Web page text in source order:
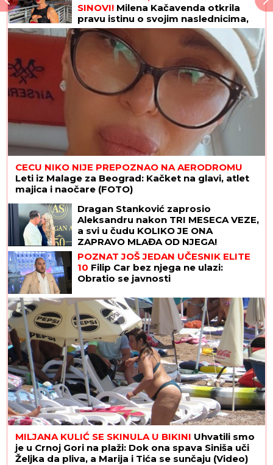
SINOVI! Milena Kačavenda otkrila
pravu istinu o svojim naslednicima,
jedan je na primorju
CECU NIKO NIJE PREPOZNAO NA AERODROMU
Leti iz Malage za Beograd: Kačket na glavi, atlet
majica i naočare (FOTO)
Dragan Stanković zaprosio
Aleksandru nakon TRI MESECA VEZE,
a svi u čudu KOLIKO JE ONA
ZAPRAVO MLAĐA OD NJEGA!
POZNAT JOŠ JEDAN UČESNIK ELITE
10 Filip Car bez njega ne ulazi:
Obratio se javnosti
MILJANA KULIĆ SE SKINULA U BIKINI Uhvatili smo
je u Crnoj Gori na plaži: Dok ona spava Siniša uči
Željka da pliva, a Marija i Tića se sunčaju (Video)